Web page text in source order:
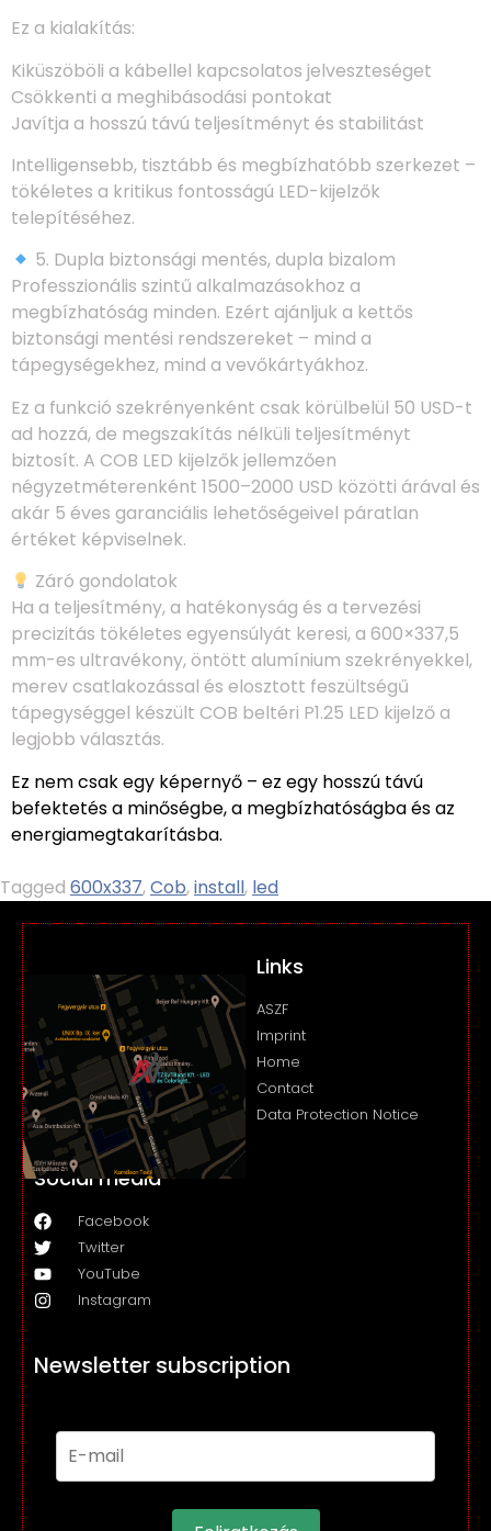
Ez a kialakítás:
Kiküszöböli a kábellel kapcsolatos jelveszteséget
Csökkenti a meghibásodási pontokat
Javítja a hosszú távú teljesítményt és stabilitást
Intelligensebb, tisztább és megbízhatóbb szerkezet –
tökéletes a kritikus fontosságú LED-kijelzők
telepítéséhez.
5. Dupla biztonsági mentés, dupla bizalom
Professzionális szintű alkalmazásokhoz a
megbízhatóság minden. Ezért ajánljuk a kettős
biztonsági mentési rendszereket – mind a
tápegységekhez, mind a vevőkártyákhoz.
Ez a funkció szekrényenként csak körülbelül 50 USD-t
ad hozzá, de megszakítás nélküli teljesítményt
biztosít. A COB LED kijelzők jellemzően
négyzetméterenként 1500–2000 USD közötti árával és
akár 5 éves garanciális lehetőségeivel páratlan
értéket képviselnek.
Záró gondolatok
Ha a teljesítmény, a hatékonyság és a tervezési
precizitás tökéletes egyensúlyát keresi, a 600×337,5
mm-es ultravékony, öntött alumínium szekrényekkel,
merev csatlakozással és elosztott feszültségű
tápegységgel készült COB beltéri P1.25 LED kijelző a
legjobb választás.
Ez nem csak egy képernyő – ez egy hosszú távú
befektetés a minőségbe, a megbízhatóságba és az
energiamegtakarításba.
Tagged 600x337,Cob,install, led
Links
ASZF
Imprint
Home
Contact
Data Protection Notice
Social media
Facebook
Twitter
YouTube
Instagram
Newsletter subscription